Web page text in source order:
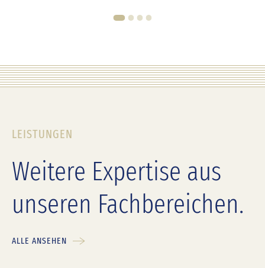
1 2 3 4
LEISTUNGEN
Weitere Expertise aus
unseren Fachbereichen.
ALLE ANSEHEN